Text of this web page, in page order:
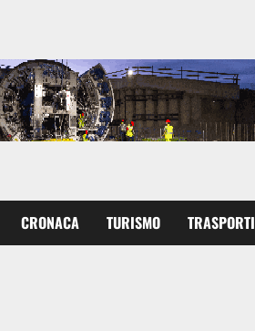
CRONACA TURISMO TRASPORTI